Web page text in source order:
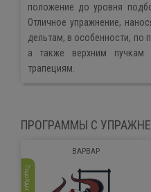
положение до уровня
Отличное упражнение,
дельтам, в особенности, по
а также верхним пучкам
трапециям.
ПРОГРАММЫ С
ВАРВАР